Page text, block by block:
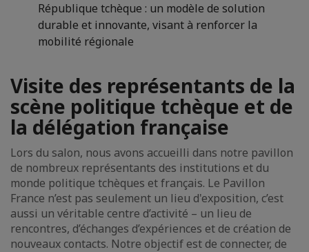
République tchèque : un modèle de solution
durable et innovante, visant à renforcer la
mobilité régionale
Visite des représentants de la
scène politique tchèque et de
la délégation française
Lors du salon, nous avons accueilli dans notre pavillon
de nombreux représentants des institutions et du
monde politique tchèques et français. Le Pavillon
France n’est pas seulement un lieu d'exposition, c’est
aussi un véritable centre d’activité – un lieu de
rencontres, d’échanges d’expériences et de création de
nouveaux contacts. Notre objectif est de connecter, de